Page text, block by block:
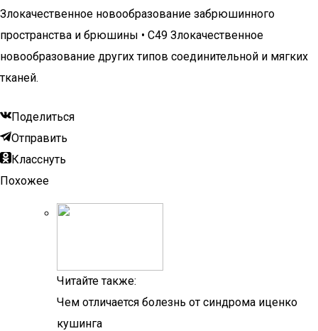
Злокачественное новообразование забрюшинного
пространства и брюшины • C49 Злокачественное
новообразование других типов соединительной и мягких
тканей.
Поделиться
Отправить
Класснуть
Похожее
Читайте также:
Чем отличается болезнь от синдрома иценко
кушинга